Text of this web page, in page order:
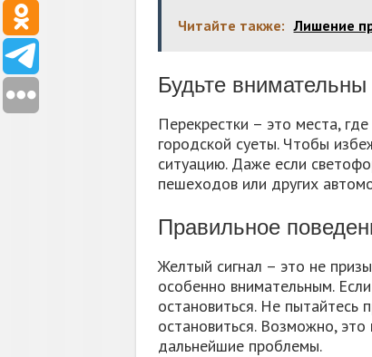
Читайте также: Лишение
Будьте внимательны
Перекрестки – это места,
городской суеты. Чтобы
ситуацию. Даже если
пешеходов или других
Правильное
Желтый сигнал – это не
особенно внимательным.
остановиться. Не пытайтесь
остановиться. Возможно,
дальнейшие проблемы.